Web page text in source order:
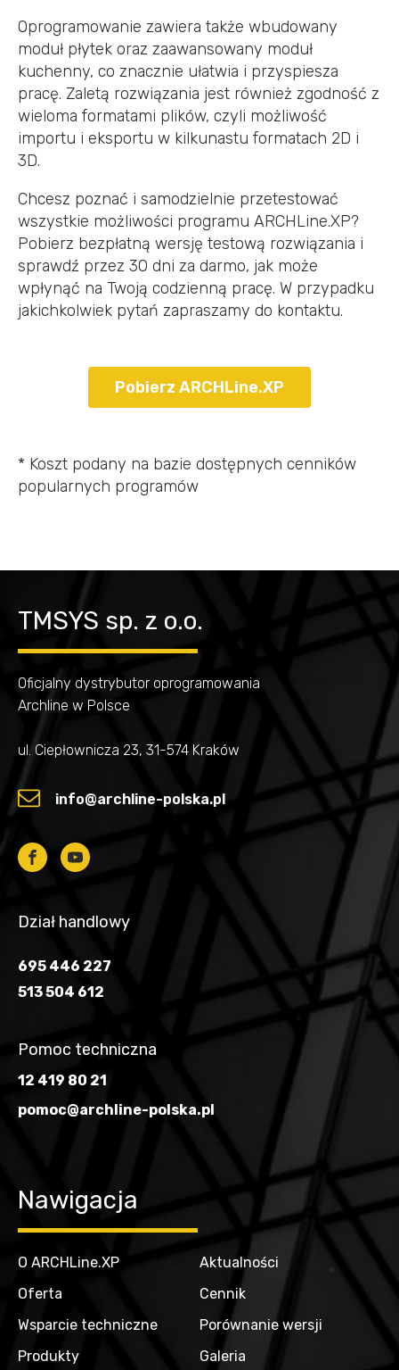
Oprogramowanie zawiera także wbudowany
moduł płytek oraz zaawansowany moduł
kuchenny, co znacznie ułatwia i przyspiesza
pracę. Zaletą rozwiązania jest również zgodność z
wieloma formatami plików, czyli możliwość
importu i eksportu w kilkunastu formatach 2D i
3D.
Chcesz poznać i samodzielnie przetestować
wszystkie możliwości programu ARCHLine.XP?
Pobierz bezpłatną wersję testową rozwiązania i
sprawdź przez 30 dni za darmo, jak może
wpłynąć na Twoją codzienną pracę. W przypadku
jakichkolwiek pytań zapraszamy do kontaktu.
Pobierz ARCHLine.XP
* Koszt podany na bazie dostępnych cenników
popularnych programów
TMSYS sp. z o.o.
Oficjalny dystrybutor oprogramowania
Archline w Polsce
ul. Ciepłownicza 23, 31-574 Kraków
info@archline-polska.pl
Dział handlowy
695 446 227
513 504 612
Pomoc techniczna
12 419 80 21
pomoc@archline-polska.pl
Nawigacja
O ARCHLine.XP
Oferta
Wsparcie techniczne
Produkty
Aktualności
Cennik
Porównanie wersji
Galeria